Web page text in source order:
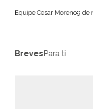
Equipe Cesar Moreno9 de
BrevesPara ti